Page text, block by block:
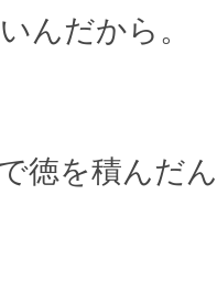
んだから。
徳を積んだ